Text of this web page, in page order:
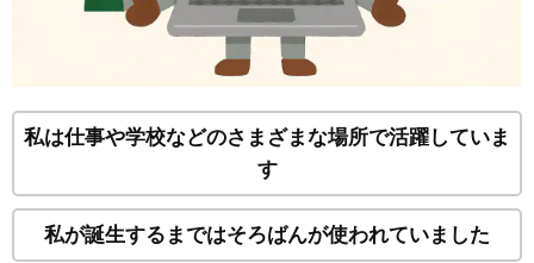
私は仕事や学校などのさまざまな場所で活躍していま
す
私が誕生するまではそろばんが使われていました